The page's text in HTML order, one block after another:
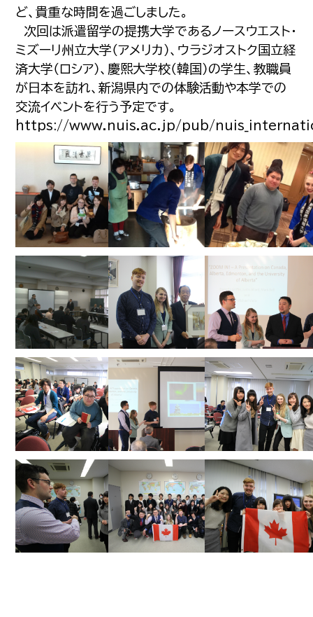
ど、貴重な時間を過ごしました。
次回は派遣留学の提携大学であるノースウエスト・
ミズーリ州立大学（アメリカ）、ウラジオストク国立経
済大学（ロシア）、慶熙大学校（韓国）の学生、教職員
が日本を訪れ、新潟県内での体験活動や本学での
交流イベントを行う予定です。
https://www.nuis.ac.jp/pub/